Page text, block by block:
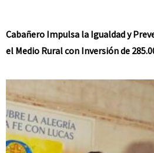
Cabañero Impulsa la Igualdad y
el Medio Rural con Inversión de